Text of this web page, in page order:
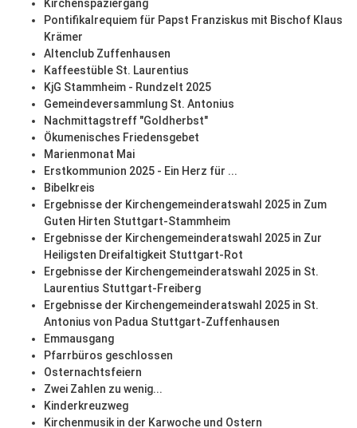
Kirchenspaziergang
Pontifikalrequiem für Papst Franziskus mit Bischof Klaus
Krämer
Altenclub Zuffenhausen
Kaffeestüble St. Laurentius
KjG Stammheim - Rundzelt 2025
Gemeindeversammlung St. Antonius
Nachmittagstreff "Goldherbst"
Ökumenisches Friedensgebet
Marienmonat Mai
Erstkommunion 2025 - Ein Herz für ...
Bibelkreis
Ergebnisse der Kirchengemeinderatswahl 2025 in Zum
Guten Hirten Stuttgart-Stammheim
Ergebnisse der Kirchengemeinderatswahl 2025 in Zur
Heiligsten Dreifaltigkeit Stuttgart-Rot
Ergebnisse der Kirchengemeinderatswahl 2025 in St.
Laurentius Stuttgart-Freiberg
Ergebnisse der Kirchengemeinderatswahl 2025 in St.
Antonius von Padua Stuttgart-Zuffenhausen
Emmausgang
Pfarrbüros geschlossen
Osternachtsfeiern
Zwei Zahlen zu wenig...
Kinderkreuzweg
Kirchenmusik in der Karwoche und Ostern